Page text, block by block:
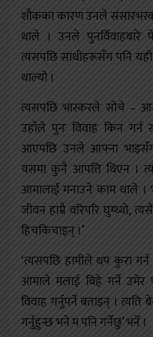
शौकका कारण उनले
थाले । उनले
त्यसपछि साथीहरूसँग पनि
थाल्यो ।
त्यसपछि भास्करले सोचे –
उहाँले पुनः विवाह किन गर्न
आएपछि उनले आफ्ना
यसमा कुनै आपत्ति थिएन ।
आमालाई मनाउने काम थाले
जीवन हाम्रै वरिपरि घुम्थ्यो,
हिचकिचाइन् ।’
‘त्यसपछि हामीले थप कुरा
आमाले मलाई बिहे गर्ने
विवाह गर्नुपर्ने बताइन् ।
गर्नुहुन्छ भने म पनि गर्नेछु’ भनेँ ।